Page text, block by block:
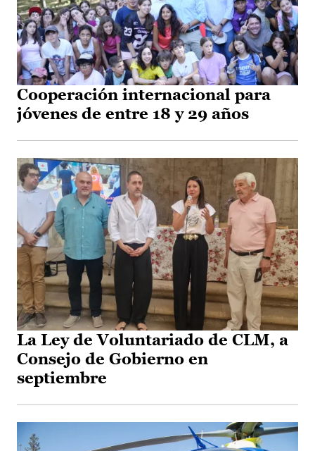
Cooperación internacional para
jóvenes de entre 18 y 29 años
La Ley de Voluntariado de CLM, a
Consejo de Gobierno en
septiembre